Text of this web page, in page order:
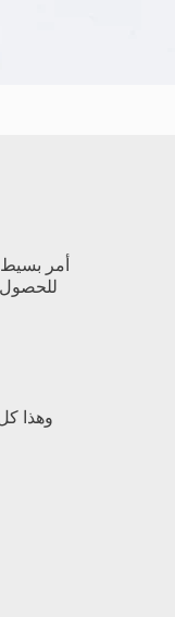
للحصول
وهذا